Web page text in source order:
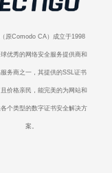
原Comodo CA）成立于1998
优秀的网络安全服务提供商和
务商之一，其提供的SSL证书
价格亲民，能完美的为网站和
个类型的数字证书安全解决方
案。